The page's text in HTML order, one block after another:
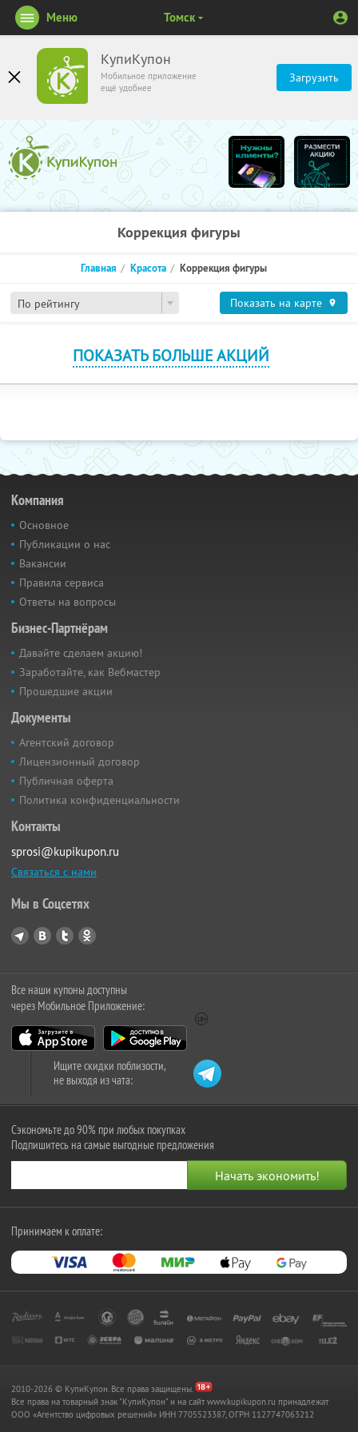
КупиКупон
Мобильное приложение
ещё удобнее
Загрузить
Меню Томск
Коррекция фигуры
По рейтингу
Главная Красота Коррекция фигуры
Показать на карте
ПОКАЗАТЬ БОЛЬШЕ АКЦИЙ
Компания
Основное
Публикации о нас
Вакансии
Правила сервиса
Ответы на вопросы
Бизнес-Партнёрам
Давайте сделаем акцию!
Заработайте, как Вебмастер
Прошедшие акции
Документы
Агентский договор
Лицензионный договор
Публичная оферта
Политика конфиденциальности
Контакты
sprosi@kupikupon.ru
Связаться с нами
Мы в Соцсетях
Все наши купоны доступны
через Мобильное Приложение:
Ищите скидки поблизости,
не выходя из чата:
Сэкономьте до 90% при любых покупках
Подпишитесь на самые выгодные предложения
Принимаем к оплате:
2010-2026 © КупиКупон. Все права защищены.
Все права на товарный знак "КупиКупон" и на сайт www.kupikupon.ru принадлежат
OOO «Агентство цифровых решений» ИНН 7705523387, ОГРН 1127747063212